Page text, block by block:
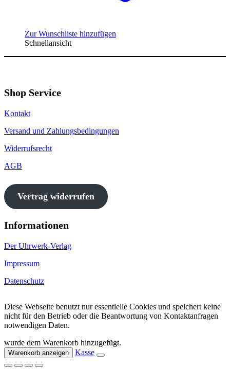
Zur Wunschliste hinzufügen
Schnellansicht
Shop Service
Kontakt
Versand und Zahlungsbedingungen
Widerrufsrecht
AGB
Vertrag widerrufen
Informationen
Der Uhrwerk-Verlag
Impressum
Datenschutz
Diese Webseite benutzt nur essentielle Cookies und speichert keine
nicht für den Betrieb oder die Beantwortung von Kontaktanfragen
notwendigen Daten.
wurde dem Warenkorb hinzugefügt.
Warenkorb anzeigen Kasse